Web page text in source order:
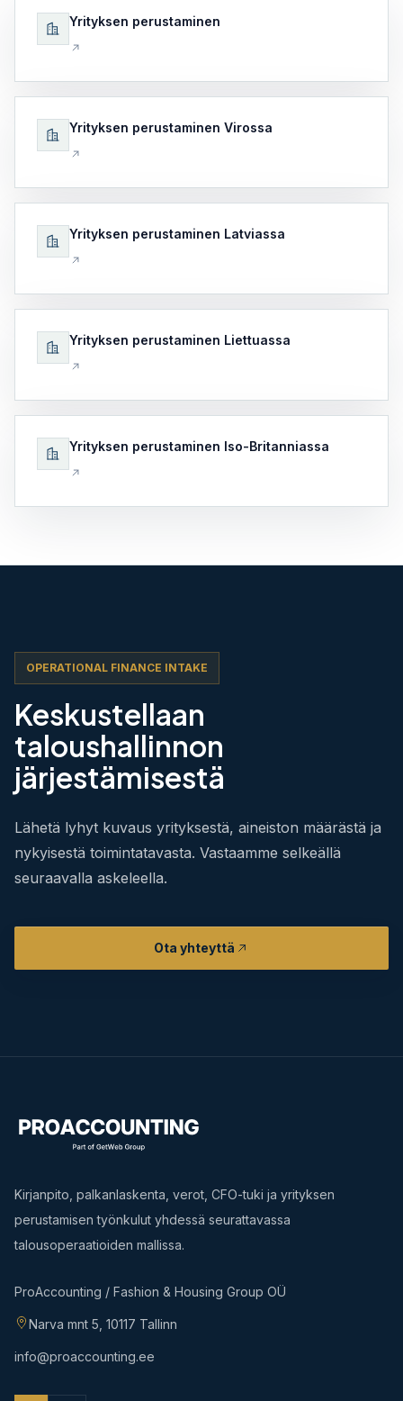
Yrityksen perustaminen
Yrityksen perustaminen Virossa
Yrityksen perustaminen Latviassa
Yrityksen perustaminen Liettuassa
Yrityksen perustaminen Iso-Britanniassa
OPERATIONAL FINANCE INTAKE
Keskustellaan
taloushallinnon
järjestämisestä
Lähetä lyhyt kuvaus yrityksestä, aineiston määrästä ja
nykyisestä toimintatavasta. Vastaamme selkeällä
seuraavalla askeleella.
Ota yhteyttä
Kirjanpito, palkanlaskenta, verot, CFO-tuki ja yrityksen
perustamisen työnkulut yhdessä seurattavassa
talousoperaatioiden mallissa.
ProAccounting / Fashion & Housing Group OÜ
Narva mnt 5, 10117 Tallinn
info@proaccounting.ee